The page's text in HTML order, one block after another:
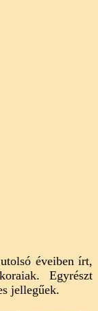
éveiben írt,
Egyrészt
jellegűek.